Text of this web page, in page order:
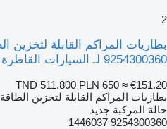
2
9254300360 لـ السيارات القاطرة Scania 4 P G R T
TND 511.800 PLN 650 ≈ €151.20
بطاريات المراكم القابلة لتخزين الطاقة
حالة المركبة جديد
9254300360 1446037